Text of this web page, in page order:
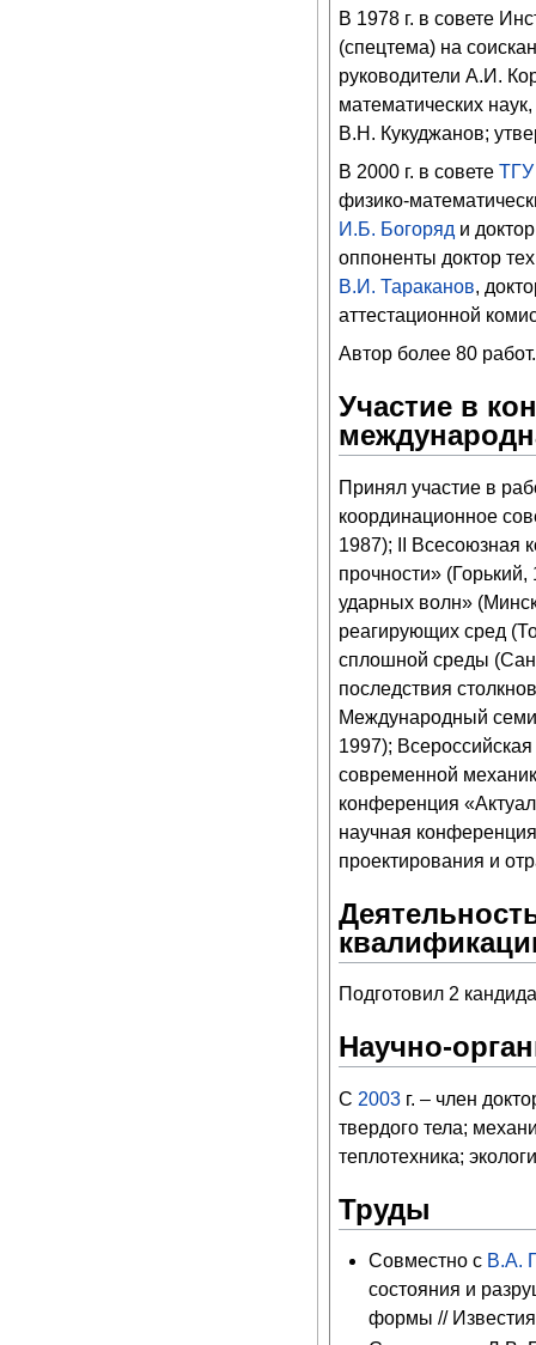
В 1978 г. в совете
(спецтема) на
руководители А.И.
математических
В.Н. Кукуджанов;
В 2000 г. в совете ТГУ
физико-
И.Б. Богоряд и
оппоненты доктор
В.И. Тараканов,
аттестационной
Автор более 80 работ.
Участие в
Принял участие в
координационное
1987); II Всесоюзная
прочности»
ударных волн»
реагирующих сред
сплошной среды
последствия
Международный
1997);
современной
конференция
научная
проектирования и
Подготовил 2
Научно-
С 2003г. – член
твердого тела;
теплотехника;
Труды
Совместно с В.А.
состояния и
формы //